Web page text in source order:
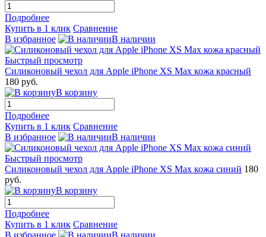
Подробнее
Купить в 1 клик Сравнение
В избранное
В наличии
Быстрый просмотр
Силиконовый чехол для Apple iPhone XS Max кожа красный
180 руб.
В корзину
Подробнее
Купить в 1 клик Сравнение
В избранное
В наличии
Быстрый просмотр
Силиконовый чехол для Apple iPhone XS Max кожа синий 180
руб.
В корзину
Подробнее
Купить в 1 клик Сравнение
В избранное
В наличии